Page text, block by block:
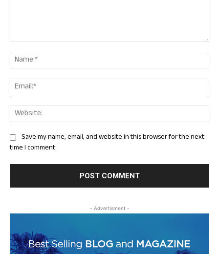
Save my name, email, and website in this browser for the next
time I comment.
- Advertisment -